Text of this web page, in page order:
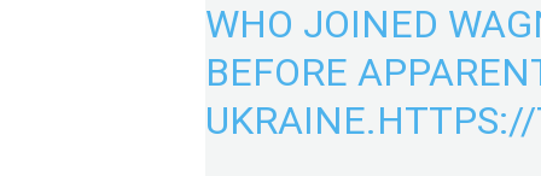
WHO JOINED
BEFORE
UKRAINE.